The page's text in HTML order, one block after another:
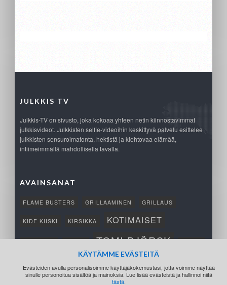
JULKKIS TV
Julkkis-TV on sivusto, joka kokoaa yhteen netin kiinnostavimmat
julkkisvideot. Julkkisten selfie-videoihin keskittyvä palvelu esittelee
julkkisten sensuroimatonta, hektistä ja kiehtovaa elämää,
intiimeimmällä mahdollisella tavalla.
AVAINSANAT
FLAME BUSTERS GRILLAAMINEN GRILLAUS
KIDE KIISKI KIRSIKKA KOTIMAISET
TOMI BJÖRCK
KÄYTÄMME EVÄSTEITÄ
Evästeiden avulla personalisoimme käyttäjäkokemustasi, jotta voimme näyttää
sinulle personoitua sisältöä ja mainoksia. Lue lisää evästeistä ja hallinnoi niitä
tästä.